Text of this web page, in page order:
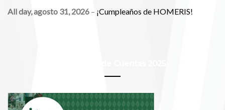
All day,agosto 31, 2026 – ¡Cumpleaños de HOMERIS!